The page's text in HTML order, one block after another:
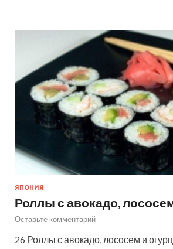
ЯПОНИЯ
Роллы с авокадо,
Оставьте комментарий
26 Роллы с авокадо, лососем и